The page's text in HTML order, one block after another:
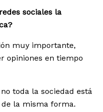
sociales la
muy importante,
opiniones en tiempo
toda la sociedad está
la misma forma.